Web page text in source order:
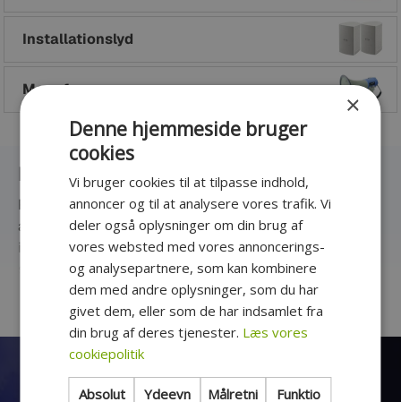
Installationslyd
Megafoner
Pro audio og professionelt lydudstyr
Pro audio udstyr er en bred kategori, der dækker over
alt fra mikrofoner og mixere til højttalere og audio
interfaces. Dette udstyr er designet til professionelle,
som kræver højeste kvalitet i lydproduktion, enten i
studiet, under liveoptrædener eller i andre
professionelle sammenhænge. I denne artikel vil vi gå i
dybden med forskellene på de forskellige typer udstyr
og terminologier, såsom equalizere, limitere,
kompressorer, delefiltre, lydprocessorer og di bokse. Vi
dækker også de vigtigste overvejelser, når man skal
Læs mere om PA
Få eksklusive tilbud og
medlemsrabatter
×
Denne hjemmeside bruger
cookies
Vi bruger cookies til at tilpasse indhold,
annoncer og til at analysere vores trafik. Vi
deler også oplysninger om din brug af
vores websted med vores annoncerings-
og analysepartnere, som kan kombinere
dem med andre oplysninger, som du har
givet dem, eller som de har indsamlet fra
din brug af deres tjenester. Læs vores
cookiepolitik
Absolut
Ydeevn
Målretni
Funktio